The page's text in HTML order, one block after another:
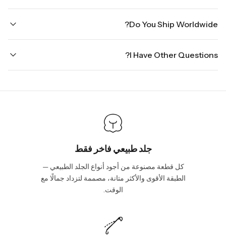
Orders placed Friday afternoon through Sunday or on holidays
will be shipped on the next business day. Please allow up to
the holidays. Standard shipping takes four to seven business
days, depending on your location. International shipments will
Do You Ship Worldwide?
ground.
I Have Other Questions?
جلد طبيعي فاخر فقط
كل قطعة مصنوعة من أجود أنواع الجلد الطبيعي —
الطبقة الأقوى والأكثر متانة، مصممة لتزداد جمالًا مع
الوقت.